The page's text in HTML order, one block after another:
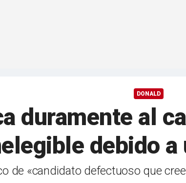
DONALD
duramente al
debido
de «candidato defectuoso que